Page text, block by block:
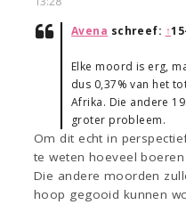
Avena schreef: ↑
Elke moord is erg,
dus 0,37% van het
Afrika. Die andere
groter probleem.
Om dit echt in
te weten hoeveel
Die andere moorden
hoop gegooid kunnen